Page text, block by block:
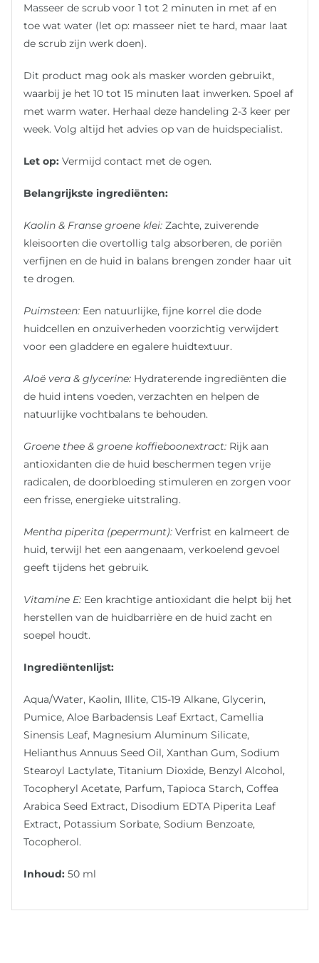
Masseer de scrub voor 1 tot 2 minuten in met af en
toe wat water (let op: masseer niet te hard, maar laat
de scrub zijn werk doen).
Dit product mag ook als masker worden gebruikt,
waarbij je het 10 tot 15 minuten laat inwerken. Spoel af
met warm water. Herhaal deze handeling 2-3 keer per
week. Volg altijd het advies op van de huidspecialist.
Let op: Vermijd contact met de ogen.
Belangrijkste ingrediënten:
Kaolin & Franse groene klei:Zachte, zuiverende
kleisoorten die overtollig talg absorberen, de poriën
verfijnen en de huid in balans brengen zonder haar uit
te drogen.
Puimsteen: Een natuurlijke, fijne korrel die dode
huidcellen en onzuiverheden voorzichtig verwijdert
voor een gladdere en egalere huidtextuur.
Aloë vera & glycerine: Hydraterende ingrediënten die
de huid intens voeden, verzachten en helpen de
natuurlijke vochtbalans te behouden.
Groene thee & groene koffieboonextract: Rijk aan
antioxidanten die de huid beschermen tegen vrije
radicalen, de doorbloeding stimuleren en zorgen voor
een frisse, energieke uitstraling.
Mentha piperita (pepermunt):Verfrist en kalmeert de
huid, terwijl het een aangenaam, verkoelend gevoel
geeft tijdens het gebruik.
Vitamine E: Een krachtige antioxidant die helpt bij het
herstellen van de huidbarrière en de huid zacht en
soepel houdt.
Ingrediëntenlijst:
Aqua/Water, Kaolin, Illite, C15-19 Alkane, Glycerin,
Pumice, Aloe Barbadensis Leaf Exrtact, Camellia
Sinensis Leaf, Magnesium Aluminum Silicate,
Helianthus Annuus Seed Oil, Xanthan Gum, Sodium
Stearoyl Lactylate, Titanium Dioxide, Benzyl Alcohol,
Tocopheryl Acetate, Parfum, Tapioca Starch, Coffea
Arabica Seed Extract, Disodium EDTA Piperita Leaf
Extract, Potassium Sorbate, Sodium Benzoate,
Tocopherol.
Inhoud:50 ml